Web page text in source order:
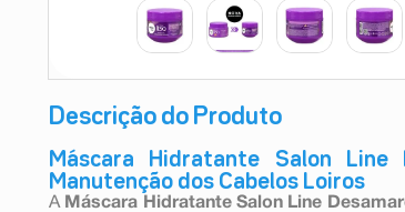
Descrição do Produto
Máscara Hidratante Salon Line
Manutenção dos Cabelos Loiros
A Máscara Hidratante Salon Line